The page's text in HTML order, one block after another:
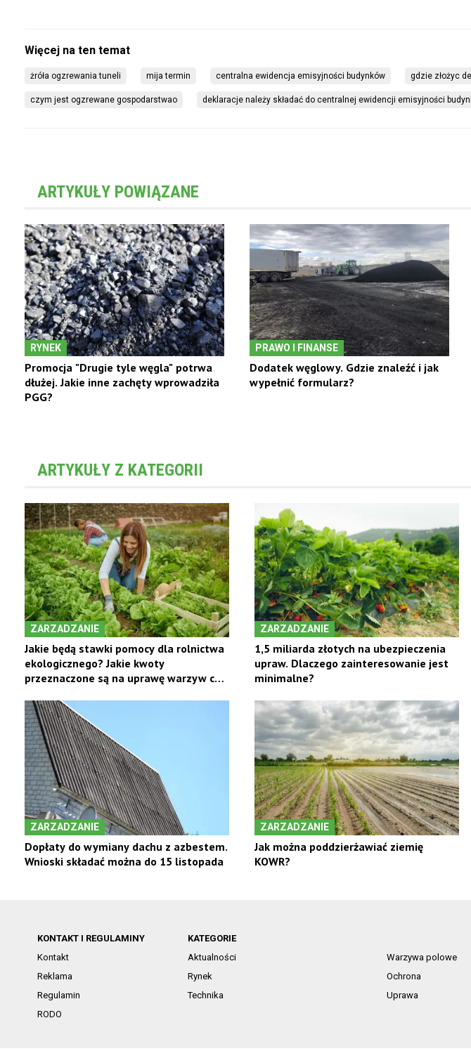
żróła ogzrewania tuneli mija termin centralna ewidencja emisyjności budynków gdzie złożyc
czym jest ogzrewane gospodarstwao deklaracje należy składać do centralnej ewidencji emisyjności
ARTYKUŁY POWIĄZANE
RYNEK
Promocja "Drugie tyle węgla" potrwa
dłużej. Jakie inne zachęty wprowadziła
PGG?
PRAWO I FINANSE
Dodatek węglowy. Gdzie znaleźć i jak
wypełnić formularz?
ARTYKUŁY Z KATEGORII
ZARZADZANIE
Jakie będą stawki pomocy dla rolnictwa
ekologicznego? Jakie kwoty
przeznaczone są na uprawę warzyw czy
ZARZADZANIE
1,5 miliarda złotych na ubezpieczenia
upraw. Dlaczego zainteresowanie jest
minimalne?
ZARZADZANIE
Dopłaty do wymiany dachu z azbestem.
Wnioski składać można do 15 listopada
ZARZADZANIE
Jak można poddzierżawiać ziemię
KOWR?
KONTAKT I REGULAMINY
Kontakt
Reklama
Regulamin
RODO
KATEGORIE
Aktualności
Warzywa polowe
Rynek
Ochrona
Technika
Uprawa